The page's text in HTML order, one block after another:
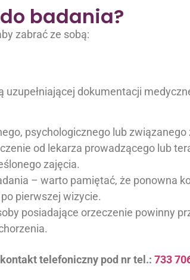
badania?
zabrać ze sobą:
dokumentacji
psychologicznego lub
od lekarza prowadzącego lub
zajęcia.
– warto pamiętać, że ponowna
pierwszej wizycie.
posiadające orzeczenie powinny
telefoniczny pod nr tel.: 733